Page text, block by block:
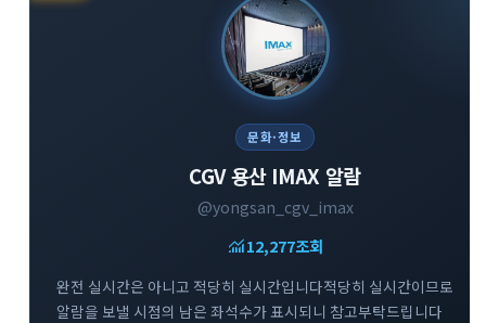
문화·정보
CGV 용산 IMAX 알람
@yongsan_cgv_imax
monitoring12,277조회
완전 실시간은 아니고 적당히 실시간입니다적당히 실시간이므로
알람을 보낼 시점의 남은 좌석수가 표시되니 참고부탁드립니다